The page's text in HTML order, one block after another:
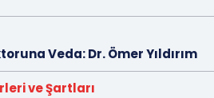
Veda: Dr. Ömer Yıldırım
ve Şartları